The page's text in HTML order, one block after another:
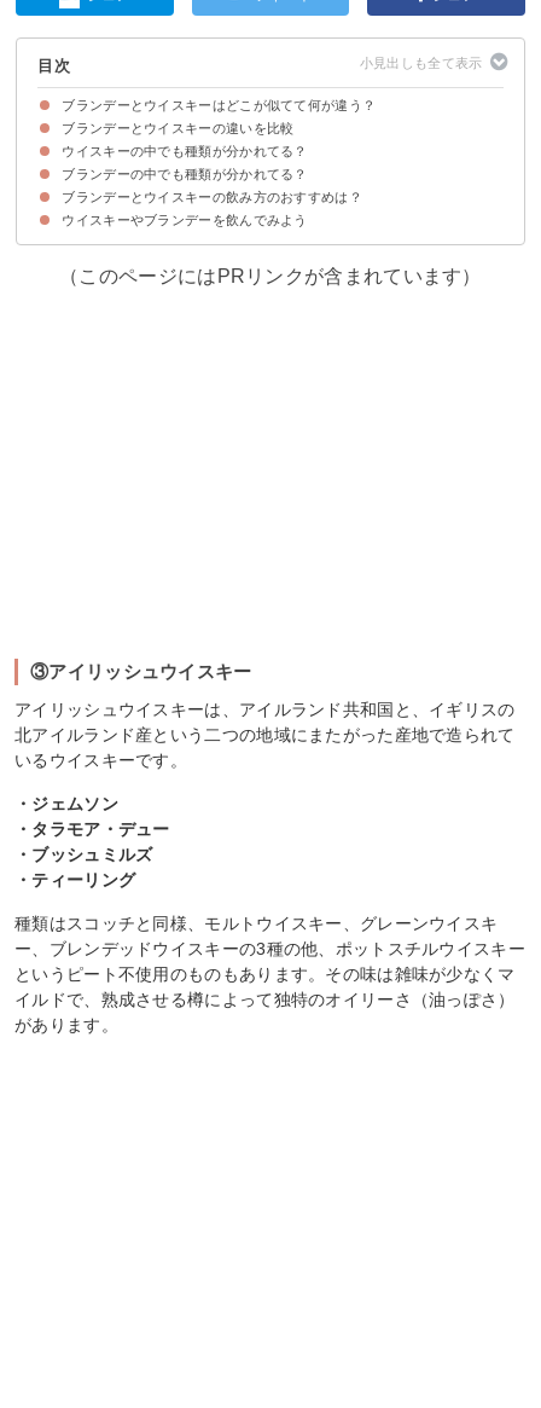
目次
ブランデーとウイスキーはどこが似てて何が違う？
似ている点①見た目
似ている点②醸造方法
ブランデーとウイスキーの違いを比較
①味・香り
②原料
③カロリー・糖質
④値段
ウイスキーの中でも種類が分かれてる？
①スコッチウイスキー
②アメリカンウイスキー
③アイリッシュウイスキー
④カナディアンウイスキー
⑤ジャパニーズウィスキー
⑥タイワニーズウイスキー・インディアンウイスキー
ブランデーの中でも種類が分かれてる？
①コニャック
②アルマニャック
③カルヴァドス
④グラッパ・マール
ブランデーとウイスキーの飲み方のおすすめは？
ブランデーの飲み方のおすすめ
ウイスキーの飲み方のおすすめ
ウイスキーやブランデーを飲んでみよう
（このページにはPRリンクが含まれています）
③アイリッシュウイスキー
アイリッシュウイスキーは、アイルランド共和国と、イギリスの
北アイルランド産という二つの地域にまたがった産地で造られて
いるウイスキーです。
・ジェムソン
・タラモア・デュー
・ブッシュミルズ
・ティーリング
種類はスコッチと同様、モルトウイスキー、グレーンウイスキ
ー、ブレンデッドウイスキーの3種の他、ポットスチルウイスキー
というピート不使用のものもあります。その味は雑味が少なくマ
イルドで、熟成させる樽によって独特のオイリーさ（油っぽさ）
があります。